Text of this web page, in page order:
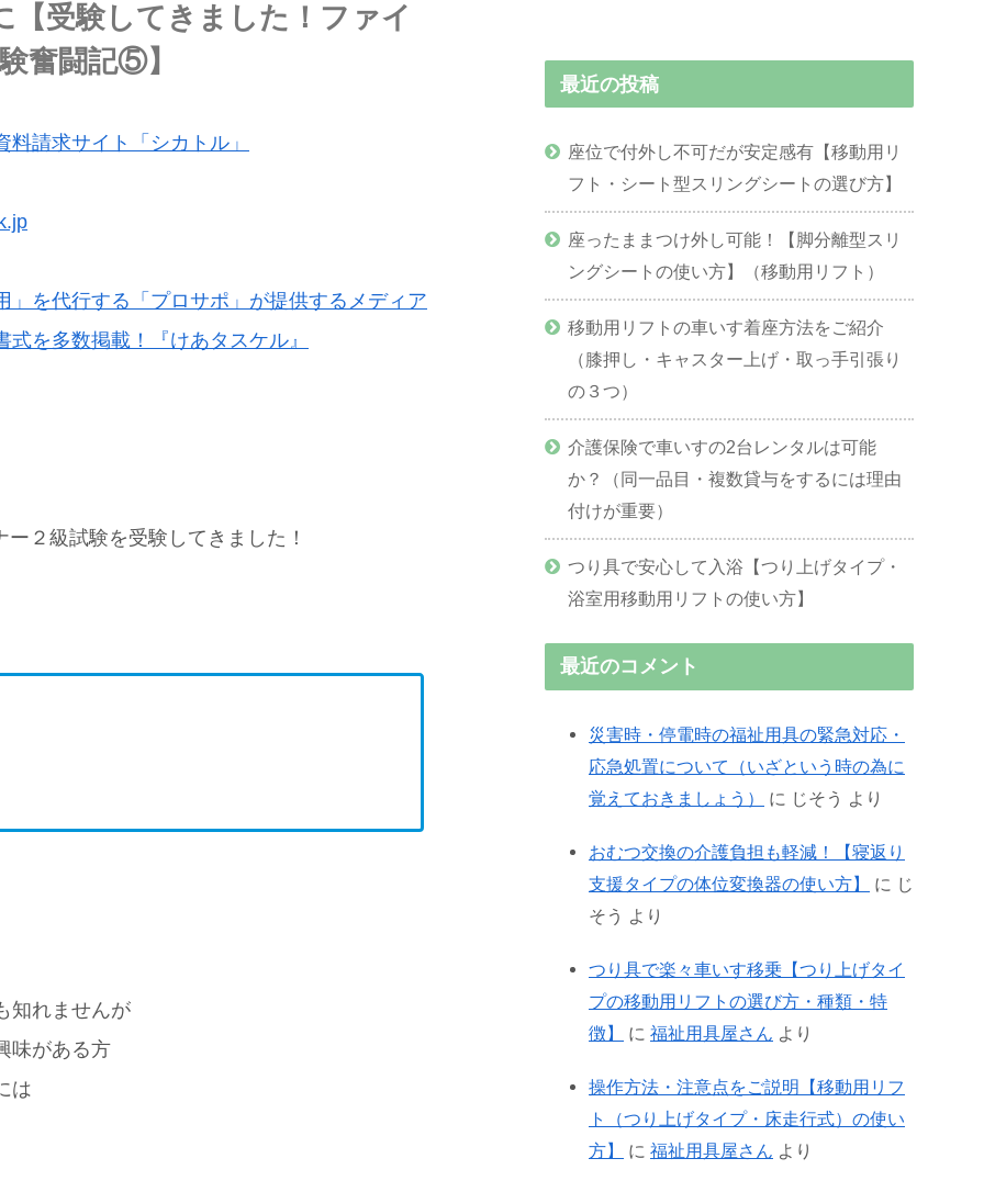
【受験してきました！ファイ
奮闘記⑤】
請求サイト「シカトル」
を代行する「プロサポ」が提供するメディア
を多数掲載！『けあタスケル』
２級試験を受験してきました！
知れませんが
味がある方
は
最近の投稿
座位で付外し不可だが安定感有【移動用リ
フト・シート型スリングシートの選び方】
座ったままつけ外し可能！【脚分離型スリ
ングシートの使い方】（移動用リフト）
移動用リフトの車いす着座方法をご紹介
（膝押し・キャスター上げ・取っ手引張り
の３つ）
介護保険で車いすの2台レンタルは可能
か？（同一品目・複数貸与をするには理由
付けが重要）
つり具で安心して入浴【つり上げタイプ・
浴室用移動用リフトの使い方】
最近のコメント
災害時・停電時の福祉用具の緊急対応・
応急処置について（いざという時の為に
覚えておきましょう）
に じそう より
おむつ交換の介護負担も軽減！【寝返り
支援タイプの体位変換器の使い方】
に じ
そう より
つり具で楽々車いす移乗【つり上げタイ
プの移動用リフトの選び方・種類・特
徴】
に 福祉用具屋さん より
操作方法・注意点をご説明【移動用リフ
ト（つり上げタイプ・床走行式）の使い
方】
に 福祉用具屋さん より